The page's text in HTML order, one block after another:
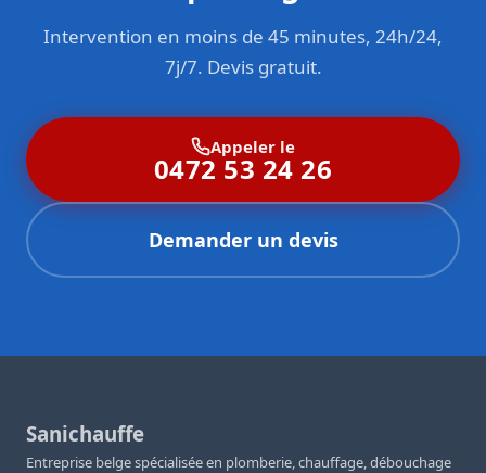
Intervention en moins de 45 minutes, 24h/24,
7j/7. Devis gratuit.
Appeler le
0472 53 24 26
Demander un devis
Sanichauffe
Entreprise belge spécialisée en plomberie, chauffage, débouchage